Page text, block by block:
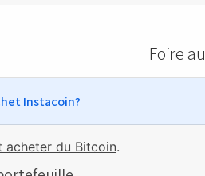
Foire
Instacoin?
du Bitcoin.